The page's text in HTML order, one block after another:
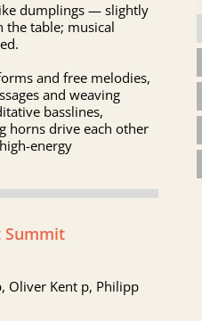
dumplings — slightly
the table; musical
and free melodies,
and weaving
basslines,
horns drive each other
energy
Summit
Oliver Kent p, Philipp